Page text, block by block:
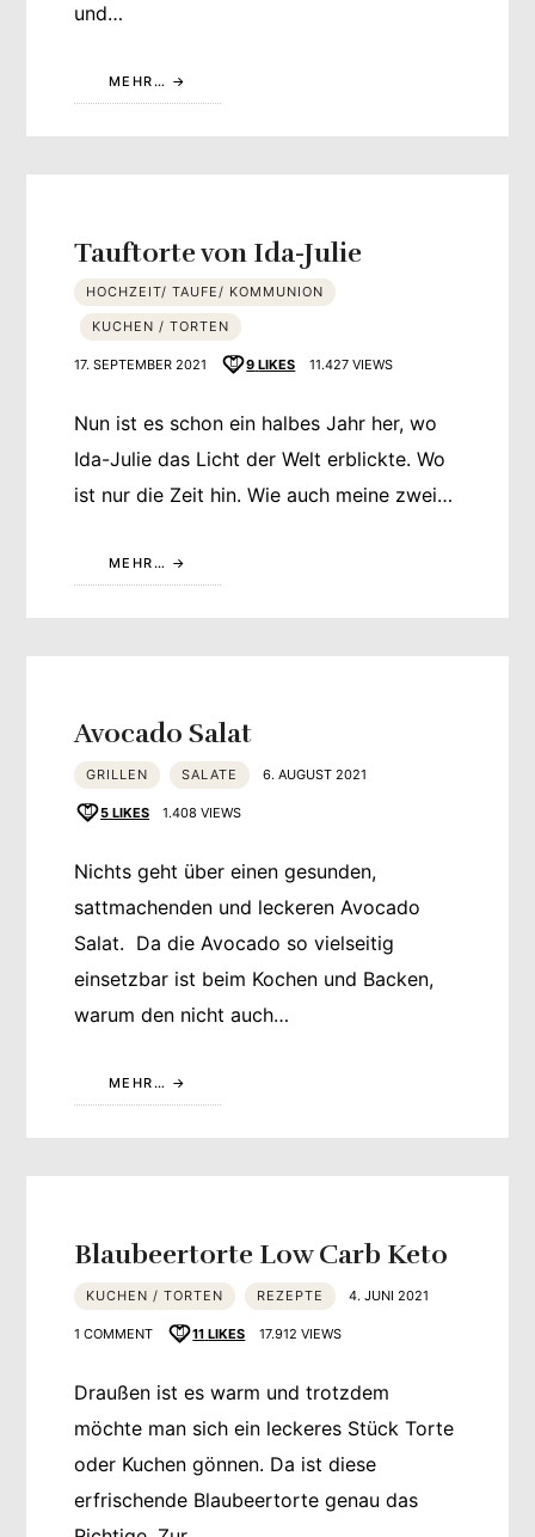
und…
MEHR…
Tauftorte von Ida-Julie
HOCHZEIT/ TAUFE/ KOMMUNION
KUCHEN / TORTEN
17. SEPTEMBER 2021 9 LIKES 11.427 VIEWS
Nun ist es schon ein halbes Jahr her, wo
Ida-Julie das Licht der Welt erblickte. Wo
ist nur die Zeit hin. Wie auch meine zwei…
MEHR…
Avocado Salat
GRILLEN SALATE 6. AUGUST 2021
5 LIKES 1.408 VIEWS
Nichts geht über einen gesunden,
sattmachenden und leckeren Avocado
Salat. Da die Avocado so vielseitig
einsetzbar ist beim Kochen und Backen,
warum den nicht auch…
MEHR…
Blaubeertorte Low Carb Keto
KUCHEN / TORTEN REZEPTE 4. JUNI 2021
1 COMMENT 11 LIKES 17.912 VIEWS
Draußen ist es warm und trotzdem
möchte man sich ein leckeres Stück Torte
oder Kuchen gönnen. Da ist diese
erfrischende Blaubeertorte genau das